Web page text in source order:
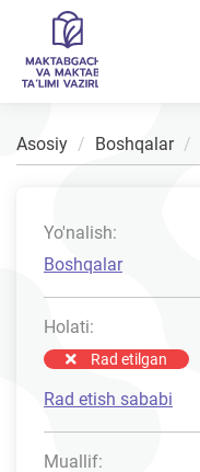
Asosiy Boshqalar
Yo'nalish:
Boshqalar
Holati:
Rad etilgan
Rad etish sababi
Muallif: